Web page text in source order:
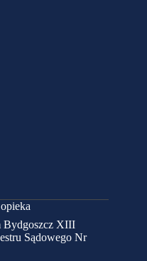
Bydgoszcz XIII
Sądowego Nr